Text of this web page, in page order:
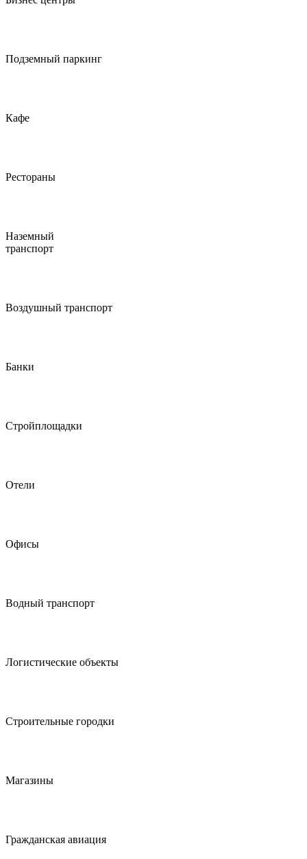
Подземный паркинг
Кафе
Рестораны
Наземный
транспорт
Воздушный транспорт
Банки
Стройплощадки
Отели
Офисы
Водный транспорт
Логистические объекты
Строительные городки
Магазины
Гражданская авиация